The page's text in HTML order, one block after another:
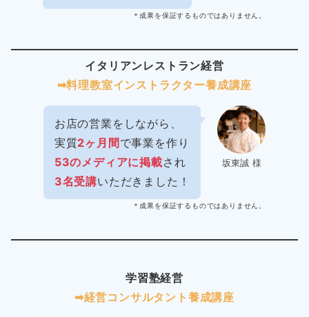
＊成果を保証するものではありません。
イタリアンレストラン経営
➡︎料理教室インストラクター養成講座
坂東誠 様
お店の営業をしながら、
実質2ヶ月間 で事業を作り
53のメディアに掲載され
3名受講いただきました！
＊成果を保証するものではありません。
学習塾経営
➡︎経営コンサルタント養成講座